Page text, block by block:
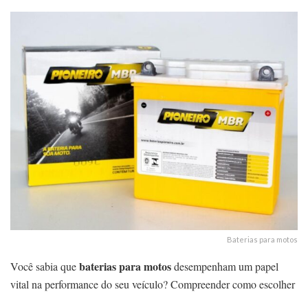
Baterias para motos
Você sabia quebaterias para motosdesempenham um papel
vital na performance do seu veículo? Compreender como escolher